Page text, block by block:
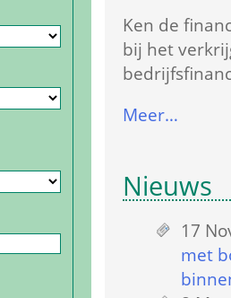
Ken de
bij het
Meer…
Nieuws
17
met